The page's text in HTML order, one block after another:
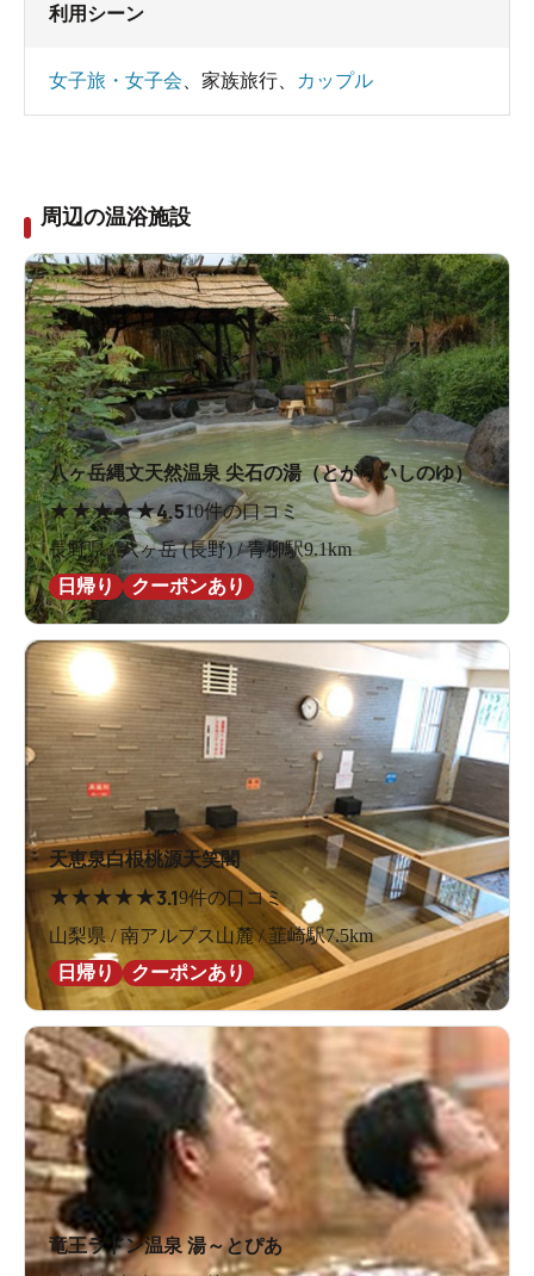
利用シーン
女子旅・女子会 家族旅行 カップル
周辺の温浴施設
八ヶ岳縄文天然温泉 尖石の湯（とがりいしのゆ）
★★★★★4.510件の口コミ
長野県 / 八ヶ岳 (長野) / 青柳駅9.1km
日帰り
クーポンあり
天恵泉白根桃源天笑閣
★★★★★3.19件の口コミ
山梨県 / 南アルプス山麓 / 韮崎駅7.5km
日帰り
クーポンあり
竜王ラドン温泉 湯～とぴあ